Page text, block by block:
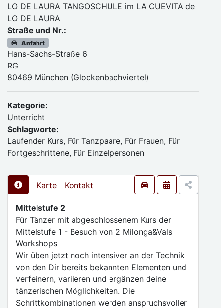
LO DE LAURA TANGOSCHULE im LA CUEVITA de
LO DE LAURA
Straße und Nr.:
Anfahrt
Hans-Sachs-Straße 6
RG
80469 München (Glockenbachviertel)
Kategorie:
Unterricht
Schlagworte:
Laufender Kurs, Für Tanzpaare, Für Frauen, Für
Fortgeschrittene, Für Einzelpersonen
Karte Kontakt
Mittelstufe 2
Für Tänzer mit abgeschlossenem Kurs der
Mittelstufe 1 - Besuch von 2 Milonga&Vals
Workshops
Wir üben jetzt noch intensiver an der Technik
von den Dir bereits bekannten Elementen und
verfeinern, variieren und ergänzen deine
tänzerischen Möglichkeiten. Die
Schrittkombinationen werden anspruchsvoller